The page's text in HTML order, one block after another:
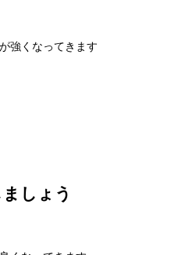
強くなってきます
しょう